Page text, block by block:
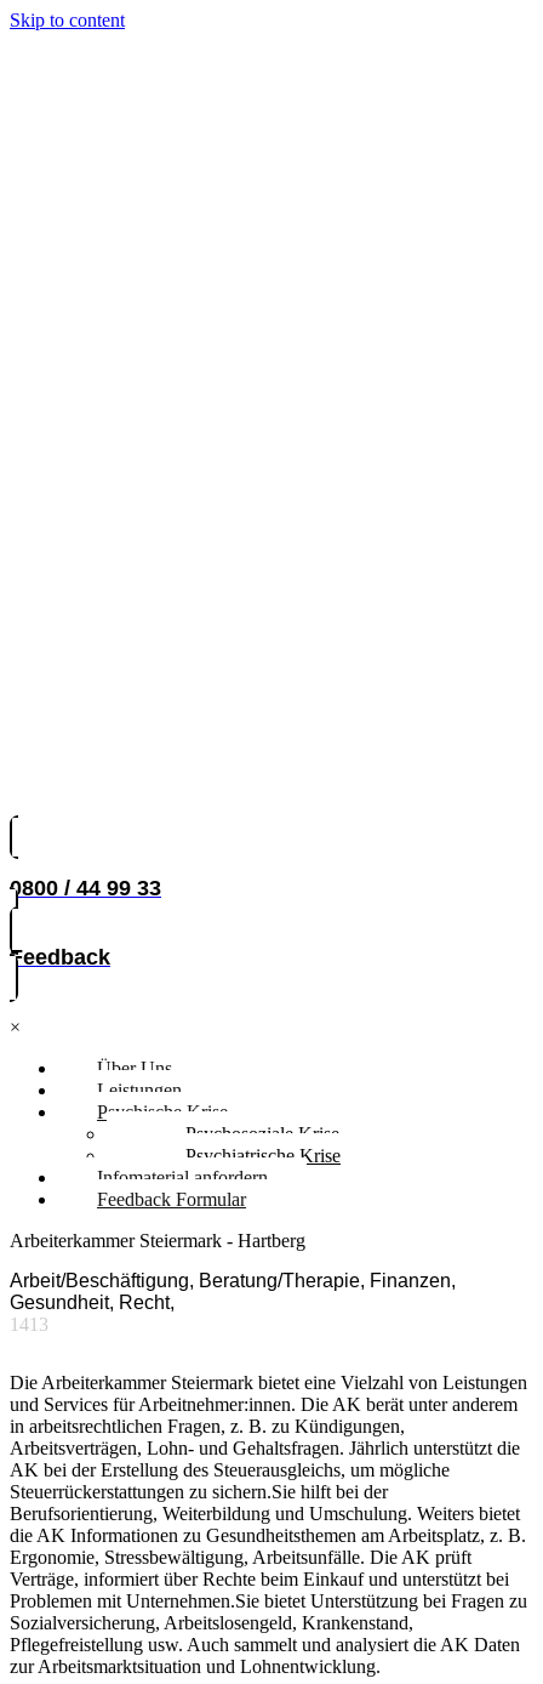
Skip to content
0800 / 44 99 33
Feedback
×
Über Uns
Leistungen
Psychische Krise
Psychosoziale Krise
Psychiatrische Krise
Infomaterial anfordern
Feedback Formular
Arbeiterkammer Steiermark - Hartberg
Arbeit/Beschäftigung, Beratung/Therapie, Finanzen,
Gesundheit, Recht,
1413
Die Arbeiterkammer Steiermark bietet eine Vielzahl von Leistungen
und Services für Arbeitnehmer:innen. Die AK berät unter anderem
in arbeitsrechtlichen Fragen, z. B. zu Kündigungen,
Arbeitsverträgen, Lohn- und Gehaltsfragen. Jährlich unterstützt die
AK bei der Erstellung des Steuerausgleichs, um mögliche
Steuerrückerstattungen zu sichern.Sie hilft bei der
Berufsorientierung, Weiterbildung und Umschulung. Weiters bietet
die AK Informationen zu Gesundheitsthemen am Arbeitsplatz, z. B.
Ergonomie, Stressbewältigung, Arbeitsunfälle. Die AK prüft
Verträge, informiert über Rechte beim Einkauf und unterstützt bei
Problemen mit Unternehmen.Sie bietet Unterstützung bei Fragen zu
Sozialversicherung, Arbeitslosengeld, Krankenstand,
Pflegefreistellung usw. Auch sammelt und analysiert die AK Daten
zur Arbeitsmarktsituation und Lohnentwicklung.